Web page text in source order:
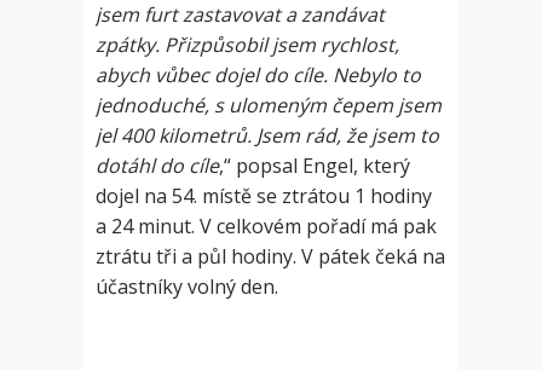
jsem furt zastavovat a zandávat
zpátky. Přizpůsobil jsem rychlost,
abych vůbec dojel do cíle. Nebylo to
jednoduché, s ulomeným čepem jsem
jel 400 kilometrů. Jsem rád, že jsem to
dotáhl do cíle,“ popsal Engel, který
dojel na 54. místě se ztrátou 1 hodiny
a 24 minut. V celkovém pořadí má pak
ztrátu tři a půl hodiny. V pátek čeká na
účastníky volný den.